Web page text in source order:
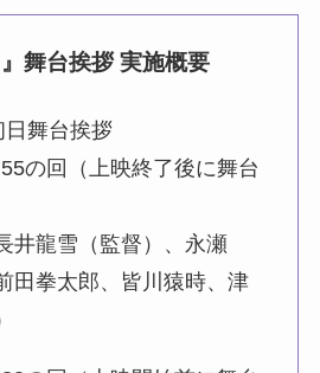
舞台挨拶 実施概要
舞台挨拶
の回（上映終了後に舞台
井龍雪（監督）、永瀬
田拳太郎、皆川猿時、津